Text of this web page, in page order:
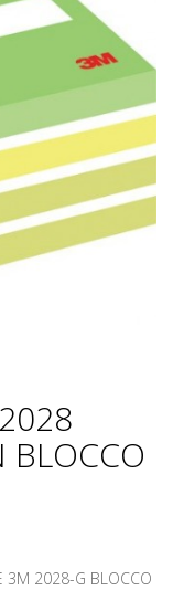
BLOCCO
3M 2028-G BLOCCO